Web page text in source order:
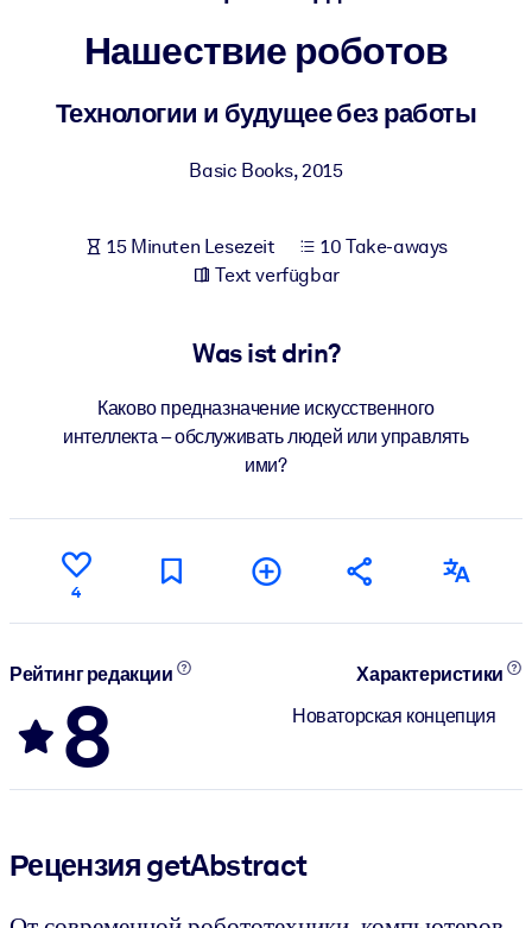
Bauen Sie eine gesunde und resiliente Belegschaft auf.
Für Unternehmensbibliotheken
vertrauenswürdigem, praxisnahem Business-Wissen.
Nutzen Sie verlässliches, strukturiertes Wissen, um die Ergebnisse
Ihrer KI-Systeme zu optimieren.
Нашествие роботов
Технологии и будущее без работы
Basic Books,2015
15 Minuten Lesezeit
10 Take-aways
Text verfügbar
Was ist drin?
Каково предназначение искусственного
интеллекта – обслуживать людей или управлять
ими?
4
Рейтинг редакции
8
Характеристики
Новаторская концепция
Рецензия getAbstract